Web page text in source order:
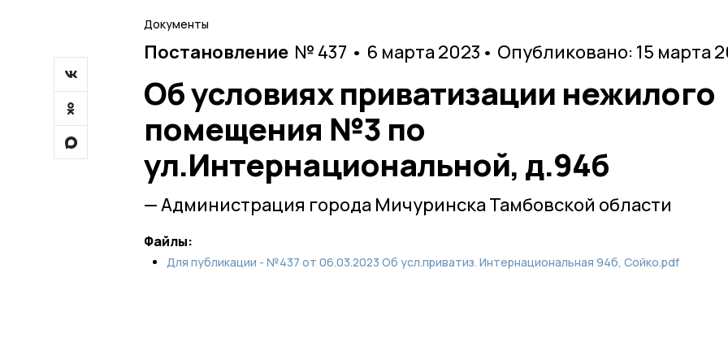
Документы
Постановление № 437 • 6 марта 2023 • Опубликовано: 15 марта
Об условиях приватизации нежилого
помещения №3 по
ул.Интернациональной, д.94б
— Администрация города Мичуринска Тамбовской области
Файлы:
Для публикации - №437 от 06.03.2023 Об усл.приватиз. Интернациональная 94б, Сойко.pdf